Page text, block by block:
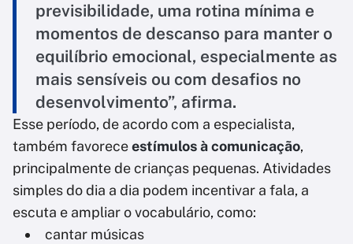
previsibilidade, uma rotina mínima e
momentos de descanso para manter o
equilíbrio emocional, especialmente as
mais sensíveis ou com desafios no
desenvolvimento”, afirma.
Esse período, de acordo com a especialista,
também favoreceestímulos à comunicação,
principalmente de crianças pequenas. Atividades
simples do dia a dia podem incentivar a fala, a
escuta e ampliar o vocabulário, como:
cantar músicas